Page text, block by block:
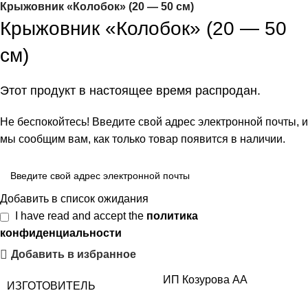
Крыжовник «Колобок» (20 — 50 см)
Крыжовник «Колобок» (20 — 50
см)
Этот продукт в настоящее время распродан.
Не беспокойтесь! Введите свой адрес электронной почты, и
мы сообщим вам, как только товар появится в наличии.
Добавить в список ожидания
I have read and accept the политика
конфиденциальности
Добавить в избранное
ИЗГОТОВИТЕЛЬ
ИП Козурова АА